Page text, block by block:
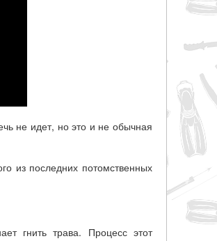
не идет, но это и не обычная
из последних потомственных
гнить трава. Процесс этот